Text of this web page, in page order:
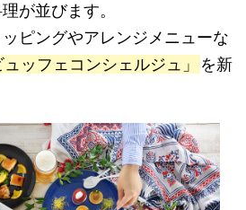
が並びます。
ピングやアレンジメニューな
ュッフェコンシェルジュ」
を新